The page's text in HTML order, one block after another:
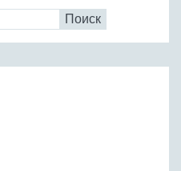
Поиск